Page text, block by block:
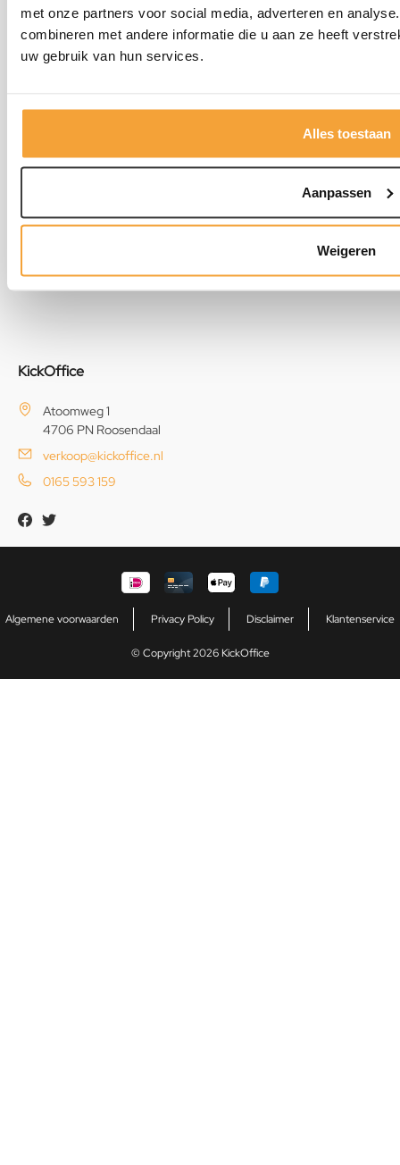
met onze partners voor social media, adverteren en
combineren met andere informatie die u aan ze heeft
uw gebruik van hun services.
Alles toestaan
Aanpassen
Weigeren
KickOffice
Atoomweg 1
4706 PN Roosendaal
verkoop@kickoffice.nl
0165 593 159
Kasten
© Copyright 2026 KickOffice
Algemene voorwaarden Privacy Policy Disclaimer Klantenservice